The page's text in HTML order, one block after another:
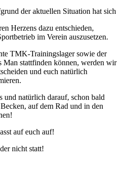
der aktuellen Situation hat sich
Herzens dazu entschieden,
im Verein auszusetzen.
TMK-Trainingslager sowie der
Man stattfinden können, werden wir
und euch natürlich
und natürlich darauf, schon bald
auf dem Rad und in den
auf euch auf!
nicht statt!